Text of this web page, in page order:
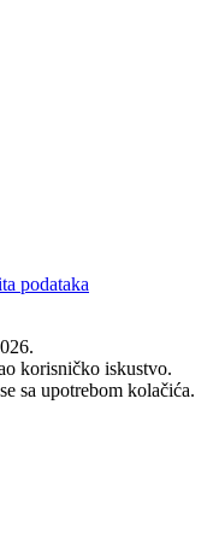
podataka
korisničko iskustvo.
sa upotrebom kolačića.